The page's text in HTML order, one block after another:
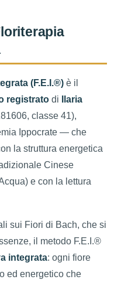
(F.E.I.®) è il
registrato di
Ilaria
classe 41),
Ippocrate — che
la struttura energetica
Cinese
e con la lettura
sui Fiori di Bach, che si
il metodo F.E.I.®
integrata: ogni fiore
ed energetico che